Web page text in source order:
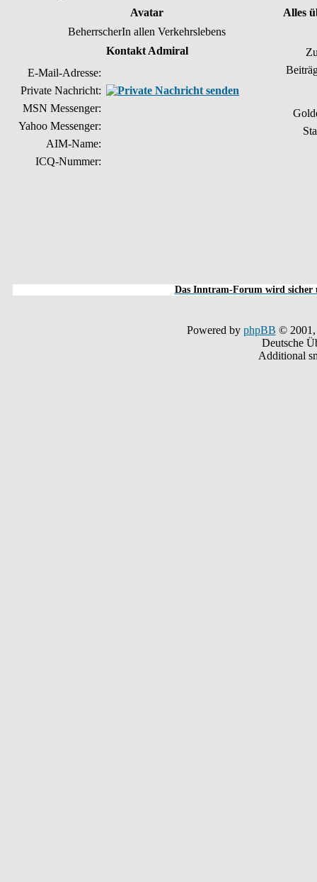
Avatar
Alles
BeherrscherIn allen Verkehrslebens
Kontakt Admiral
E-Mail-Adresse:
Private Nachricht:
MSN Messenger:
Yahoo Messenger:
AIM-Name:
ICQ-Nummer:
Das Inntram-Forum wird sicher
Powered by phpBB © 2001,
Deutsche
Additional